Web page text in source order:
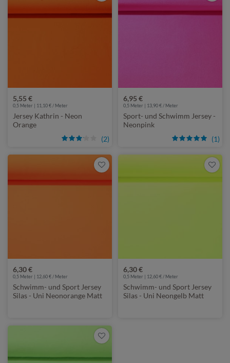
5,55 €
(2)
0,5 Meter | 11,10 € / Meter
Jersey Kathrin - Neon
Orange
6,95 €
(1)
0,5 Meter | 13,90 € / Meter
Sport- und Schwimm Jersey -
Neonpink
6,30 €
0,5 Meter | 12,60 € / Meter
Schwimm- und Sport Jersey
Silas - Uni Neonorange Matt
6,30 €
0,5 Meter | 12,60 € / Meter
Schwimm- und Sport Jersey
Silas - Uni Neongelb Matt